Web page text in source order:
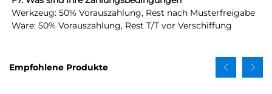
Werkzeug: 50% Vorauszahlung, Rest nach Musterfreigabe
Ware: 50% Vorauszahlung, Rest T/T vor Verschiffung
Empfohlene Produkte